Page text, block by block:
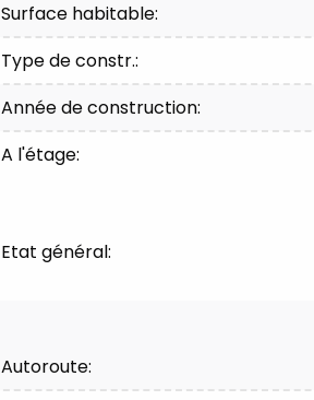
Surface habitable:
Type de constr.:
Année de construction:
A l'étage:
Etat général:
Confort
Autoroute: